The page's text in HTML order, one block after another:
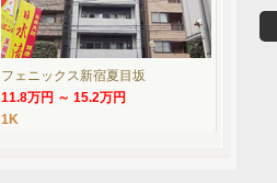
フェニックス新宿夏目坂
11.8万円 ～ 15.2万円
1K